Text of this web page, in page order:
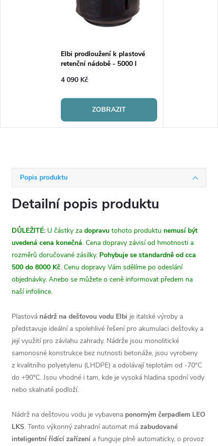
Popis produktu
Detailní popis produktu
DŮLEŽITÉ: U částky za dopravu tohoto produktu nemusí být
uvedená cena konečná. Cena dopravy závisí od hmotnosti a
rozměrů doručované zásilky. Pohybuje se standardně od cca
500 do 8000 Kč. Cenu dopravy Vám sdělíme po odeslání
objednávky. Anebo se můžete o ceně informovat předem na
naší infolince.
Plastová nádrž na dešťovou vodu Elbi je italské výroby a
představuje ideální a spolehlivé řešení pro akumulaci dešťovky a
její využití pro závlahu zahrady. Nádrže jsou monolitické
samonosné konstrukce bez nutnosti betonáže, jsou vyrobeny
z kvalitního polyetylenu (LHDPE) a odolávají teplotám od -70°C
do +90°C. Jsou vhodné i tam, kde je vysoká hladina spodní vody
nebo skalnaté podloží.
Nádrž na dešťovou vodu je vybavena ponorným čerpadlem LEO
LKS. Tento výkonný zahradní automat má zabudované
inteligentní řídící zařízení a funguje plně automaticky, o provoz
Elbi prodloužení k plastové
retenční nádobě - 5000 l
4 090 Kč
ZOBRAZIT